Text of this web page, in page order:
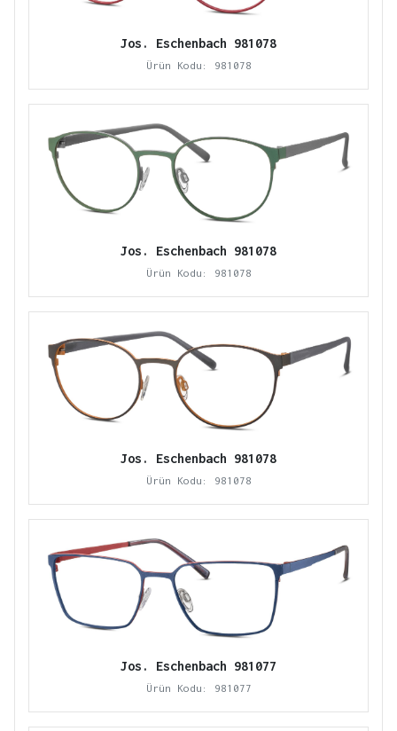
Jos. Eschenbach 981078
Ürün Kodu: 981078
Jos. Eschenbach 981078
Ürün Kodu: 981078
Jos. Eschenbach 981078
Ürün Kodu: 981078
Jos. Eschenbach 981077
Ürün Kodu: 981077